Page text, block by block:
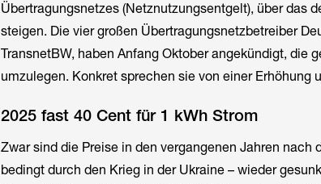
Übertragungsnetzes (Netznutzungsentgelt), über das
steigen. Die vier großen Übertragungsnetzbetreiber
TransnetBW, haben Anfang Oktober angekündigt, die
umzulegen. Konkret sprechen sie von einer Erhöhung
2025 fast 40 Cent für 1 kWh Strom
Zwar sind die Preise in den vergangenen Jahren nach
bedingt durch den Krieg in der Ukraine – wieder